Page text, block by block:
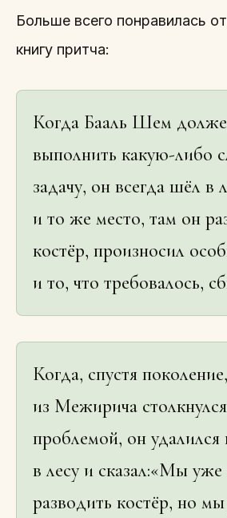
Больше всего понравилась
книгу притча:
Когда Бааль Шем
выполнить какую-либо
задачу, он всегда шёл в
и то же место, там он
костёр, произносил
и то, что требовалось,
Когда, спустя
из Межирича
проблемой, он удалился
в лесу и сказал:«Мы
разводить костёр, но